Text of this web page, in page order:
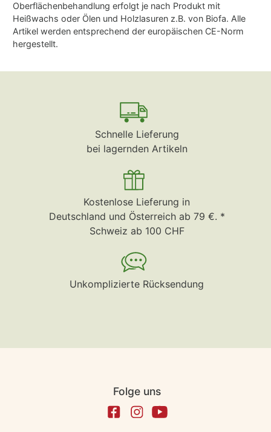
Oberflächenbehandlung erfolgt je nach Produkt mit
Heißwachs oder Ölen und Holzlasuren z.B. von Biofa. Alle
Artikel werden entsprechend der europäischen CE-Norm
hergestellt.
Schnelle Lieferung
bei lagernden Artikeln
Kostenlose Lieferung in
Deutschland und Österreich ab 79 €. *
Schweiz ab 100 CHF
Unkomplizierte Rücksendung
Folge uns